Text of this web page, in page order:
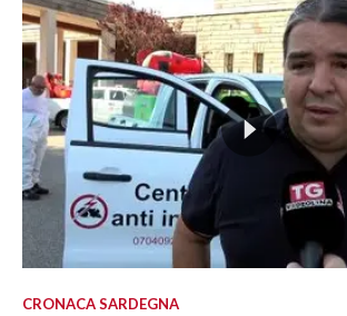
CRONACA SARDEGNA